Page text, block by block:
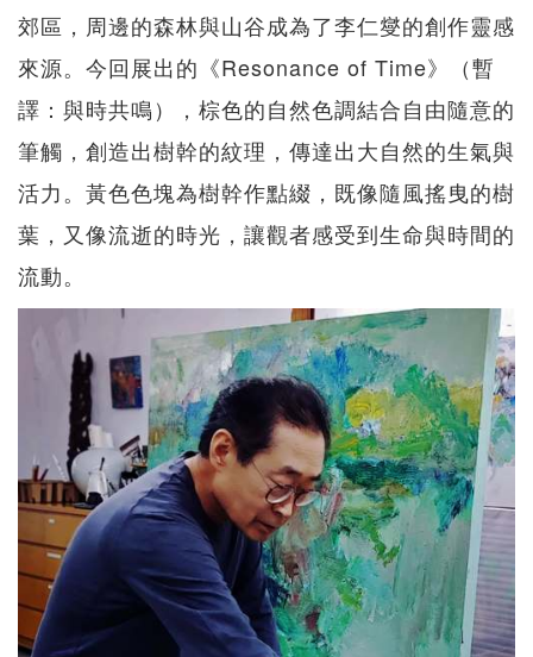
郊區，周邊的森林與山谷成為了李仁燮的創作靈感
來源。今回展出的《Resonance of Time》（暫
譯：與時共鳴），棕色的自然色調結合自由隨意的
筆觸，創造出樹幹的紋理，傳達出大自然的生氣與
活力。黃色色塊為樹幹作點綴，既像隨風搖曳的樹
葉，又像流逝的時光，讓觀者感受到生命與時間的
流動。